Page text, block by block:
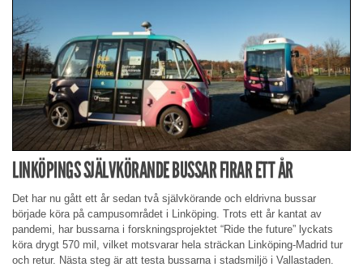
LINKÖPINGS SJÄLVKÖRANDE BUSSAR FIRAR ETT ÅR
Det har nu gått ett år sedan två självkörande och eldrivna bussar
började köra på campusområdet i Linköping. Trots ett år kantat av
pandemi, har bussarna i forskningsprojektet “Ride the future” lyckats
köra drygt 570 mil, vilket motsvarar hela sträckan Linköping-Madrid tur
och retur. Nästa steg är att testa bussarna i stadsmiljö i Vallastaden.